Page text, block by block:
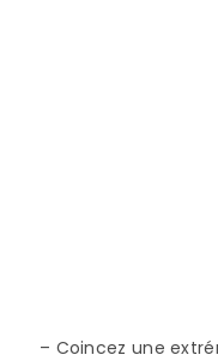
– Coincez une